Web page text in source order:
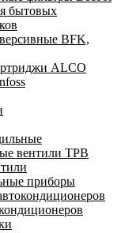
бытовых
BFK,
ALCO
вентили ТРВ
приборы